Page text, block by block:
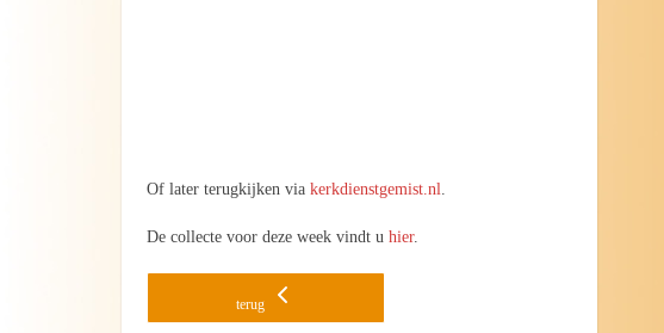
Of later terugkijken viakerkdienstgemist.nl.
De collecte voor deze week vindt uhier.
terug